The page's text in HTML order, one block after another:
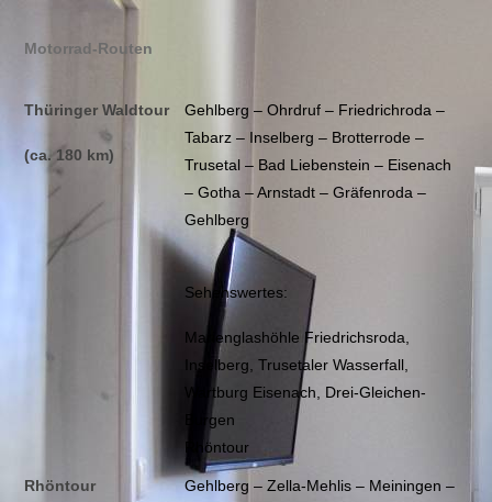
Motorrad-Routen
Thüringer Waldtour
(ca. 180 km)
Gehlberg – Ohrdruf – Friedrichroda –
Tabarz – Inselberg – Brotterrode –
Trusetal – Bad Liebenstein – Eisenach
– Gotha – Arnstadt – Gräfenroda –
Gehlberg
Sehenswertes:
Marienglashöhle Friedrichsroda,
Inselberg, Trusetaler Wasserfall,
Wartburg Eisenach, Drei-Gleichen-
Burgen
Rhöntour
Rhöntour
Gehlberg – Zella-Mehlis – Meiningen –